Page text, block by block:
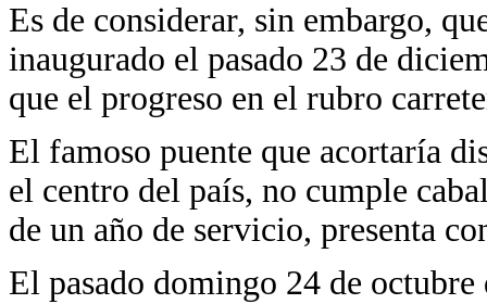
Es de considerar, sin embargo,
inaugurado el pasado 23 de
que el progreso en el rubro
El famoso puente que acortaría
el centro del país, no cumple
de un año de servicio, presenta
El pasado domingo 24 de